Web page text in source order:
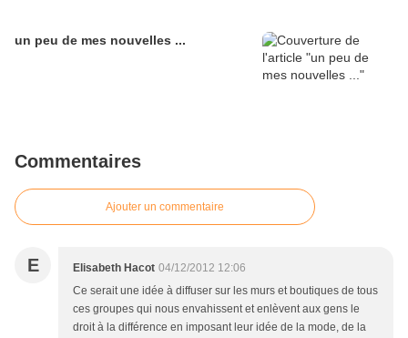
un peu de mes nouvelles ...
Commentaires
Ajouter un commentaire
E Elisabeth Hacot 04/12/2012 12:06
Ce serait une idée à diffuser sur les murs et boutiques de tous
ces groupes qui nous envahissent et enlèvent aux gens le
droit à la différence en imposant leur idée de la mode, de la